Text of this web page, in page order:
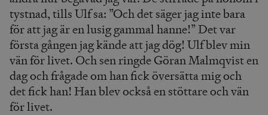
tystnad, tills Ulf sa: ”Och det säger jag inte bara
för att jag är en lusig gammal hanne!” Det var
första gången jag kände att jag dög! Ulf blev min
vän för livet. Och sen ringde Göran Malmqvist en
dag och frågade om han fick översätta mig och
det fick han! Han blev också en stöttare och vän
för livet.